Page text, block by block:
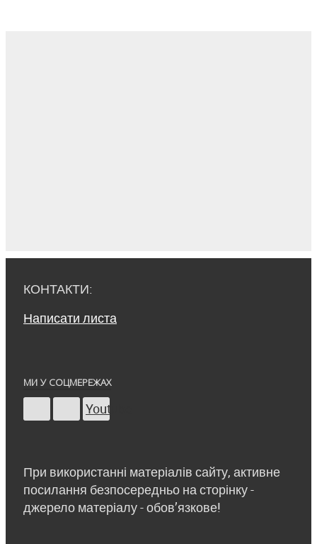
КОНТАКТИ:
Написати листа
МИ У СОЦМЕРЕЖАХ
Youtube
При використанні матеріалів сайту, активне
посилання безпосередньо на сторінку -
джерело матеріалу - обов’язкове!